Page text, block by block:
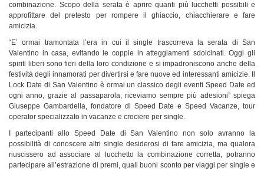
combinazione. Scopo della serata è aprire quanti più lucchetti possibili e
approfittare del pretesto per rompere il ghiaccio, chiacchierare e fare
amicizia.
“E’ ormai tramontata l’era in cui il single trascorreva la serata di San
Valentino in casa, evitando le coppie in atteggiamenti sdolcinati. Oggi gli
spiriti liberi sono fieri della loro condizione e si impadroniscono anche della
festività degli innamorati per divertirsi e fare nuove ed interessanti amicizie. Il
Lock Date di San Valentino è ormai un classico degli eventi Speed Date ed
ogni anno, grazie al passaparola, riceviamo sempre più adesioni” spiega
Giuseppe Gambardella, fondatore di Speed Date e Speed Vacanze, tour
operator specializzato in vacanze e crociere per single.
I partecipanti allo Speed Date di San Valentino non solo avranno la
possibilità di conoscere altri single desiderosi di fare amicizia, ma qualora
riuscissero ad associare al lucchetto la combinazione corretta, potranno
partecipare all’estrazione di premi, quali buoni sconto per viaggi per single e